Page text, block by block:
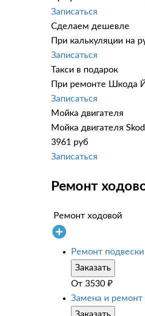
Записаться
Сделаем дешевле
При калькуляции на
Записаться
Такси в подарок
При ремонте Шкода
Записаться
Мойка двигателя
Мойка двигателя
3961 руб
Записаться
Ремонт
Ремонт ходовой
Ремонт подвески
Заказать
От 3530 ₽
Замена и ремонт